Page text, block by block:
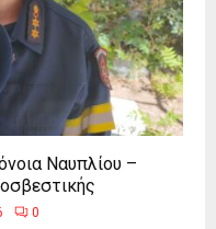
Ναυπλίου –
0